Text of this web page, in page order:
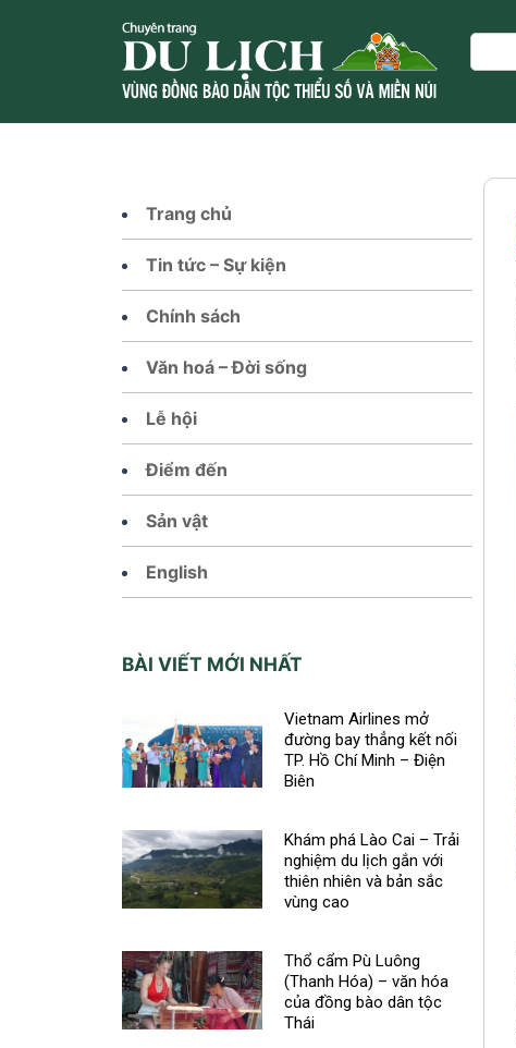
Search
Trang chủ
Tin tức – Sự kiện
Chính sách
Văn hoá – Đời sống
Lễ hội
Điểm đến
Sản vật
English
BÀI VIẾT MỚI NHẤT
Vietnam Airlines mở
đường bay thẳng kết nối
TP. Hồ Chí Minh – Điện
Biên
Khám phá Lào Cai – Trải
nghiệm du lịch gắn với
thiên nhiên và bản sắc
vùng cao
Thổ cẩm Pù Luông
(Thanh Hóa) – văn hóa
của đồng bào dân tộc
Thái